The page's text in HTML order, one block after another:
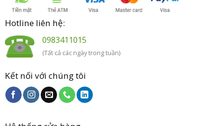
Hotline liên hệ:
0983411015
(Tất cả các ngày trong tuần)
Kết nối với chúng tôi